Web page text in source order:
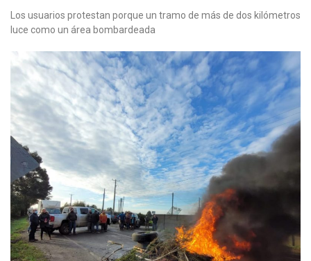
Los usuarios protestan porque un tramo de más de dos kilómetros
luce como un área bombardeada